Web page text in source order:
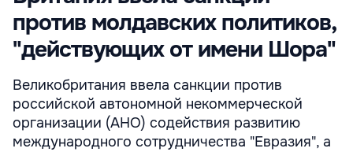
против молдавских политиков,
"действующих от имени Шора"
Великобритания ввела санкции против
российской автономной некоммерческой
организации (АНО) содействия развитию
международного сотрудничества "Евразия", а